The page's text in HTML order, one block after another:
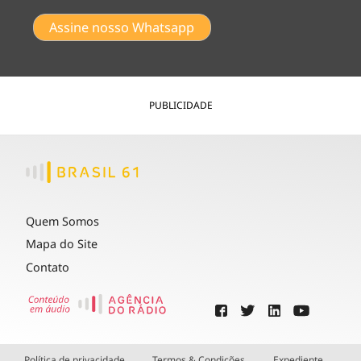
Assine nosso Whatsapp
PUBLICIDADE
Quem Somos
Mapa do Site
Contato